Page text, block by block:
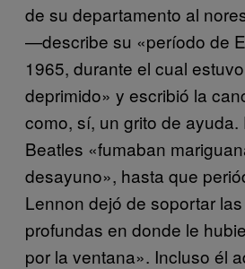
de su departamento al
—describe su «período de
1965, durante el cual
deprimido» y escribió la
como, sí, un grito de ayuda.
Beatles «fumaban
desayuno», hasta que
Lennon dejó de soportar
profundas en donde le
por la ventana». Incluso él